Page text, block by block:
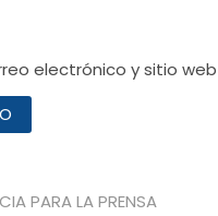
electrónico y sitio
PARA LA PRENSA